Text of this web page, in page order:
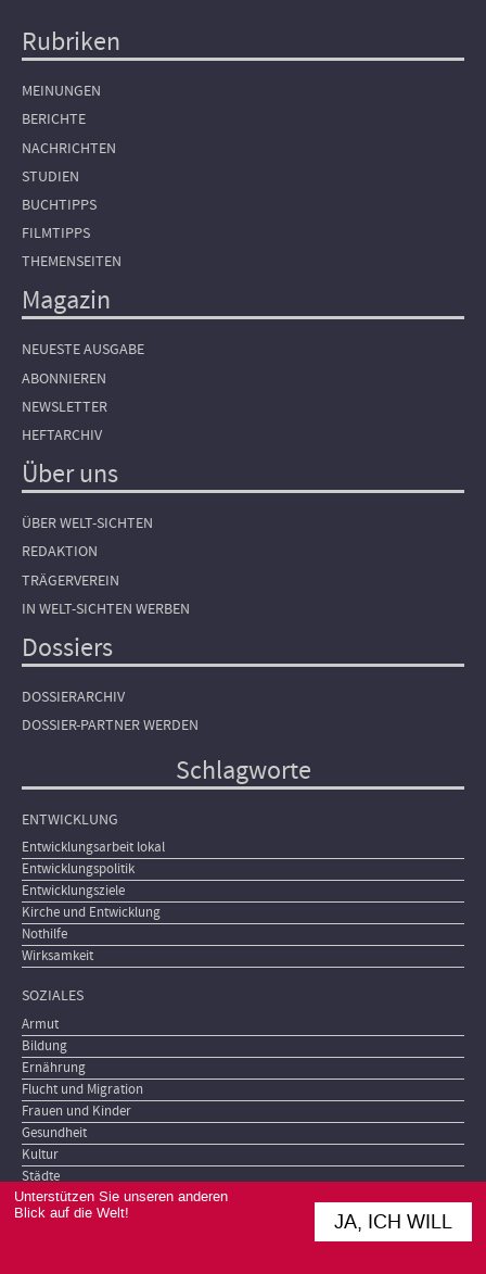
Unterstützen Sie unseren anderen
Blick auf die Welt!
JA, ICH WILL
Hauptnavigation
Rubriken
MEINUNGEN
BERICHTE
NACHRICHTEN
STUDIEN
BUCHTIPPS
FILMTIPPS
THEMENSEITEN
Magazin
NEUESTE AUSGABE
ABONNIEREN
NEWSLETTER
HEFTARCHIV
Über uns
ÜBER WELT-SICHTEN
REDAKTION
TRÄGERVEREIN
IN WELT-SICHTEN WERBEN
Dossiers
DOSSIERARCHIV
DOSSIER-PARTNER WERDEN
Schlagworte
ENTWICKLUNG
Entwicklungsarbeit lokal
Entwicklungspolitik
Entwicklungsziele
Kirche und Entwicklung
Nothilfe
Wirksamkeit
SOZIALES
Armut
Bildung
Ernährung
Flucht und Migration
Frauen und Kinder
Gesundheit
Kultur
Städte
POLITIK